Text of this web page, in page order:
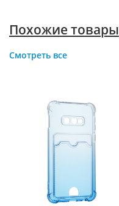
Похожие товары
Смотреть все